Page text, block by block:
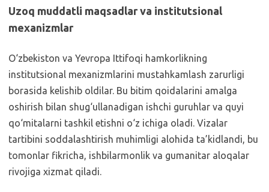
Uzoq muddatli maqsadlar va institutsional
mexanizmlar
O‘zbekiston va Yevropa Ittifoqi hamkorlikning
institutsional mexanizmlarini mustahkamlash zarurligi
borasida kelishib oldilar. Bu bitim qoidalarini amalga
oshirish bilan shug‘ullanadigan ishchi guruhlar va quyi
qo‘mitalarni tashkil etishni o‘z ichiga oladi. Vizalar
tartibini soddalashtirish muhimligi alohida ta’kidlandi, bu
tomonlar fikricha, ishbilarmonlik va gumanitar aloqalar
rivojiga xizmat qiladi.